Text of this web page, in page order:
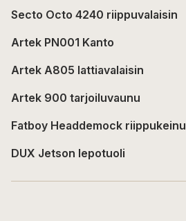
Secto Octo 4240 riippuvalaisin
Artek PN001 Kanto
Artek A805 lattiavalaisin
Artek 900 tarjoiluvaunu
Fatboy Headdemock riippukeinu
DUX Jetson lepotuoli